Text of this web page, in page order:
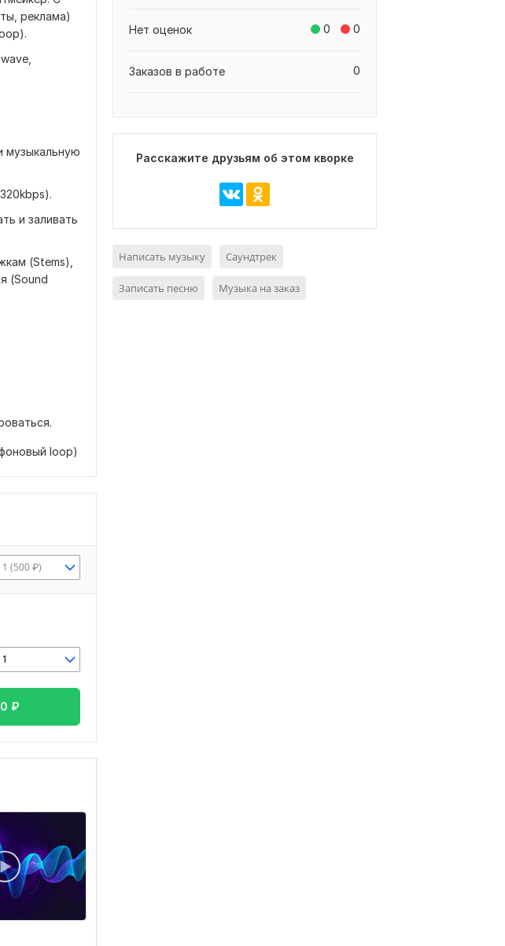
реклама)
музыкальную
и заливать
(Stems),
(Sound
loop)
1 (500 ₽)
1
₽
0 0
Нет оценок
0
Заказов в работе
Расскажите друзьям об этом кворке
Написать музыку Саундтрек
Записать песню Музыка на заказ